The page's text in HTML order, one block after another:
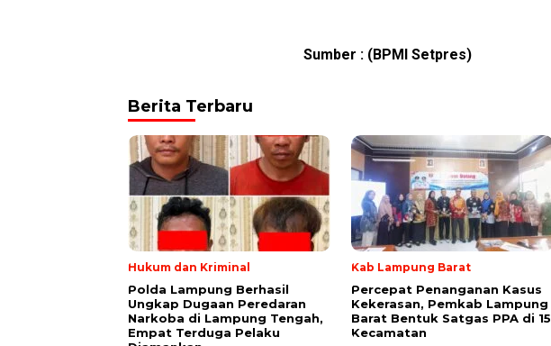
Sumber : (BPMI Setpres)
Berita Terbaru
Hukum dan Kriminal
Polda Lampung Berhasil
Ungkap Dugaan Peredaran
Narkoba di Lampung Tengah,
Empat Terduga Pelaku
Kab Lampung Barat
Percepat Penanganan Kasus
Kekerasan, Pemkab Lampung
Barat Bentuk Satgas PPA di 15
Kecamatan